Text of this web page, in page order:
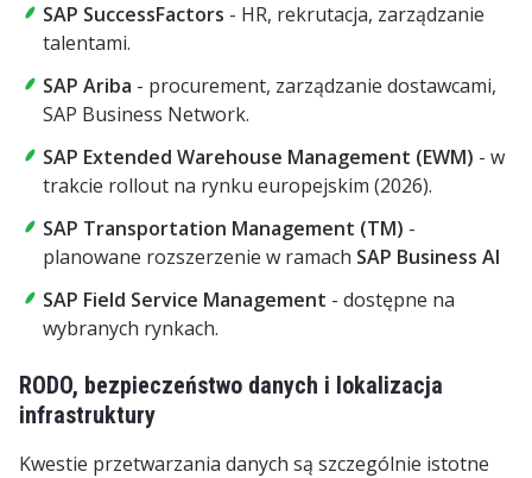
SAP SuccessFactors - HR, rekrutacja, zarządzanie
talentami.
SAP Ariba - procurement, zarządzanie dostawcami,
SAP Business Network.
SAP Extended Warehouse Management (EWM) - w
trakcie rollout na rynku europejskim (2026).
SAP Transportation Management (TM) -
planowane rozszerzenie w ramach SAP Business AI
SAP Field Service Management - dostępne na
wybranych rynkach.
RODO, bezpieczeństwo danych i lokalizacja
infrastruktury
Kwestie przetwarzania danych są szczególnie istotne